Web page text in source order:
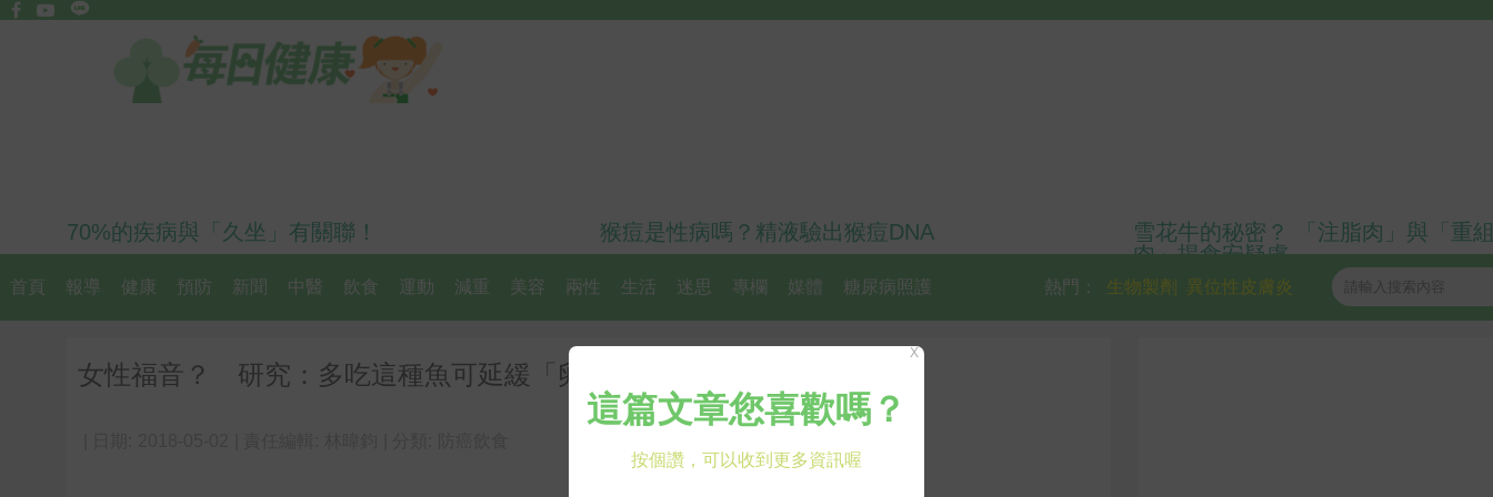
70%的疾病與「久坐」有關聯！ 猴痘是性病嗎？精液驗出猴痘DNA
雪花牛的秘密？ 「注脂肉」與「重
肉」揭食安疑慮
首頁 報導 健康 預防 新聞 中醫 飲食 運動 減重 美容 兩性 生活 迷思 專欄 媒體 糖尿病照護 異位性皮膚炎
生物製劑
熱門：
女性福音？ 研究：多吃這種魚可延緩「卵巢老化」
X